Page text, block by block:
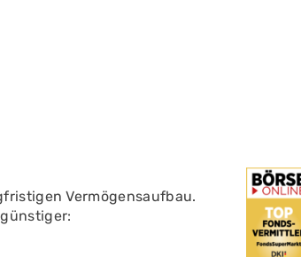
Vermögensaufbau.
günstiger: